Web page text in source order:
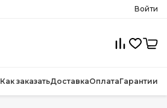
Войти
Как заказатьДоставкаОплатаГарантии